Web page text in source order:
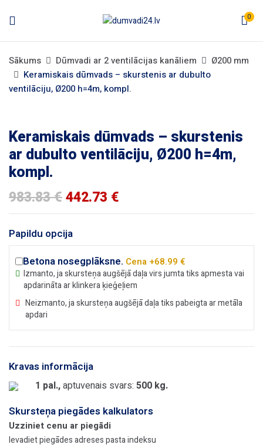
0
Sākums Dūmvadi ar 2 ventilācijas kanāliem
Ø200 mm
Keramiskais dūmvads – skurstenis ar dubulto
ventilāciju, Ø200 h=4m, kompl.
Keramiskais dūmvads – skurstenis
ar dubulto ventilāciju, Ø200 h=4m,
kompl.
983.83€Original
price
was:
442.73 €
is:
Papildu opcija
Betona nosegplāksne. Cena +68.99 €
Izmanto, ja skursteņa augšējā daļa virs jumta tiks apmesta vai
apdarināta ar klinkera ķieģeļiem
Neizmanto, ja skursteņa augšējā daļa tiks pabeigta ar metāla
apdari
Kravas informācija
1 pal.,aptuvenais svars: 500 kg.
Skursteņa piegādes kalkulators
Uzziniet cenu ar piegādi
Ievadiet piegādes adreses pasta indeksu